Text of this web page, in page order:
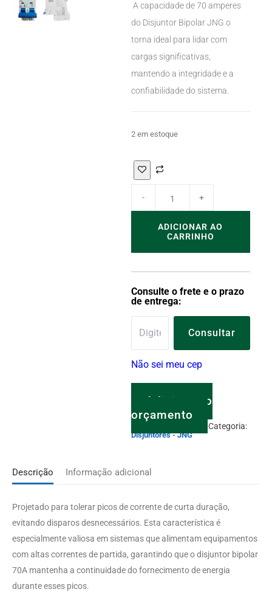
A capacidade de 70 amperes
do Disjuntor Bipolar JNG o
torna ideal para lidar com
cargas significativas,
mantendo a integridade e a
confiabilidade do sistema.
2 em estoque
ADICIONAR AO
CARRINHO
Consulte o frete e o prazo
de entrega:
Consultar
Não sei meu cep
Adicionar o
orçamento
Categoria:
Disjuntores - JNG
Descrição Informação adicional
Projetado para tolerar picos de corrente de curta duração,
evitando disparos desnecessários. Esta característica é
especialmente valiosa em sistemas que alimentam equipamentos
com altas correntes de partida, garantindo que o disjuntor bipolar
70A mantenha a continuidade do fornecimento de energia
durante esses picos.